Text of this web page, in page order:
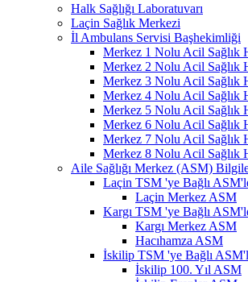
Halk Sağlığı Laboratuvarı
Laçin Sağlık Merkezi
İl Ambulans Servisi Başhekimliği
Merkez 1 Nolu Acil Sağlık
Merkez 2 Nolu Acil Sağlık
Merkez 3 Nolu Acil Sağlık
Merkez 4 Nolu Acil Sağlık
Merkez 5 Nolu Acil Sağlık
Merkez 6 Nolu Acil Sağlık
Merkez 7 Nolu Acil Sağlık
Merkez 8 Nolu Acil Sağlık
Aile Sağlığı Merkez (ASM)
Laçin TSM 'ye Bağlı
Laçin Merkez ASM
Kargı TSM 'ye Bağlı
Kargı Merkez ASM
Hacıhamza ASM
İskilip TSM 'ye Bağlı
İskilip 100. Yıl ASM